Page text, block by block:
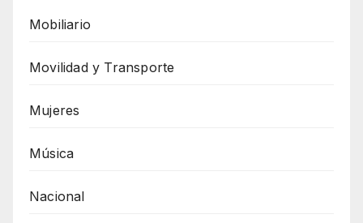
Mobiliario
Movilidad y Transporte
Mujeres
Música
Nacional